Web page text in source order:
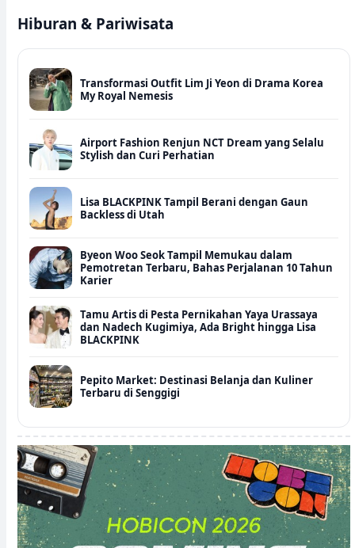
Hiburan & Pariwisata
Transformasi Outfit Lim Ji Yeon di Drama Korea
My Royal Nemesis
Airport Fashion Renjun NCT Dream yang Selalu
Stylish dan Curi Perhatian
Lisa BLACKPINK Tampil Berani dengan Gaun
Backless di Utah
Byeon Woo Seok Tampil Memukau dalam
Pemotretan Terbaru, Bahas Perjalanan 10 Tahun
Karier
Tamu Artis di Pesta Pernikahan Yaya Urassaya
dan Nadech Kugimiya, Ada Bright hingga Lisa
BLACKPINK
Pepito Market: Destinasi Belanja dan Kuliner
Terbaru di Senggigi